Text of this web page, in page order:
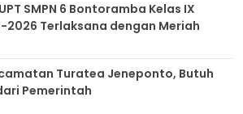
SMPN 6 Bontoramba Kelas IX
2026 Terlaksana dengan Meriah
Turatea Jeneponto, Butuh
Pemerintah